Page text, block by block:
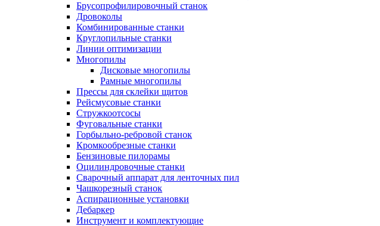
Брусопрофилировочный станок
Дровоколы
Комбинированные станки
Круглопильные станки
Линии оптимизации
Многопилы
Дисковые многопилы
Рамные многопилы
Прессы для склейки щитов
Рейсмусовые станки
Стружкоотсосы
Фуговальные станки
Горбыльно-ребровой станок
Кромкообрезные станки
Бензиновые пилорамы
Оцилиндровочные станки
Сварочный аппарат для ленточных пил
Чашкорезный станок
Аспирационные установки
Дебаркер
Инструмент и комплектующие